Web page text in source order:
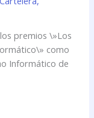
premios \»Los
como
Informático de